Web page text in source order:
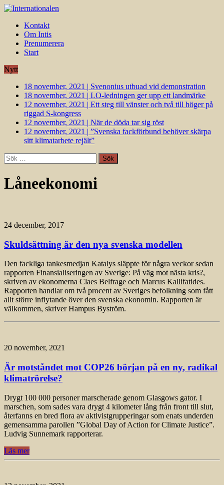
Kontakt
Om Intis
Prenumerera
Start
Nytt
18 november, 2021 | Svenonius utbuad vid demonstration
18 november, 2021 | LO-ledningen ger upp ett landmärke
12 november, 2021 | Ett steg till vänster och två till höger på
riggad S-kongress
12 november, 2021 | När de döda tar sig röst
12 november, 2021 | ”Svenska fackförbund behöver skärpa
sitt klimatarbete rejält”
Sök
efter:
Låneekonomi
24 december, 2017
Skuldsättning är den nya svenska modellen
Den fackliga tankesmedjan Katalys släppte för några veckor sedan
rapporten Finansialiseringen av Sverige: På väg mot nästa kris?,
skriven av ekonomerna Claes Belfrage och Marcus Kallifatides.
Rapporten handlar om två procent av Sveriges befolkning som fått
allt större inflytande över den svenska ekonomin. Rapporten är
välkommen, skriver Hampus Byström.
20 november, 2021
Är motståndet mot COP26 början på en ny, radikal
klimatrörelse?
Drygt 100 000 personer marscherade genom Glasgows gator. I
marschen, som sades vara drygt 4 kilometer lång från front till slut,
återfanns en bred flora av aktivistgrupperingar som enats underden
gemensamma parollen ”Global Day of Action for Climate Justice”.
Ludvig Sunnemark rapporterar.
Läs mer